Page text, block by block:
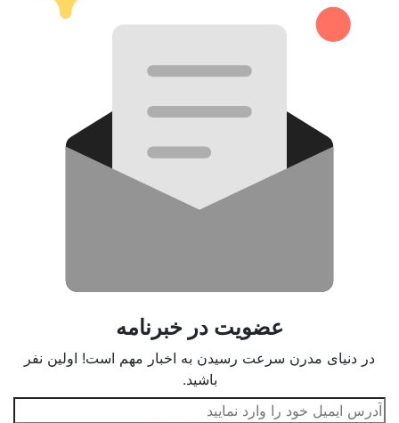
عضویت در خبرنامه
در دنیای مدرن سرعت رسیدن به اخبار مهم است! اولین نفر
باشید.